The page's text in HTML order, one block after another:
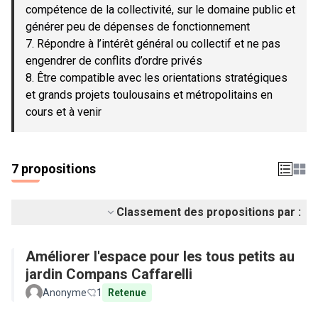
compétence de la collectivité, sur le domaine public et
générer peu de dépenses de fonctionnement
7. Répondre à l’intérêt général ou collectif et ne pas
engendrer de conflits d’ordre privés
8. Être compatible avec les orientations stratégiques
et grands projets toulousains et métropolitains en
cours et à venir
7 propositions
Classement des propositions par :
Améliorer l'espace pour les tous petits au
jardin Compans Caffarelli
Anonyme 1 Retenue